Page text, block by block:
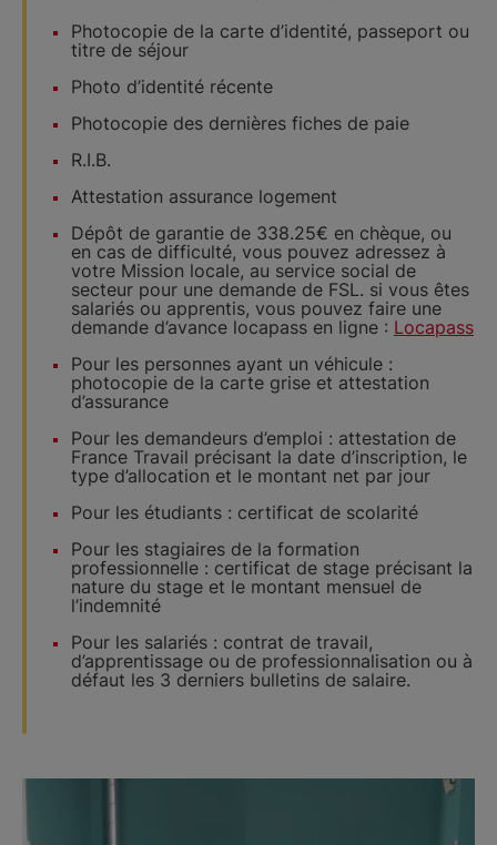
Photocopie de la carte d’identité, passeport ou
titre de séjour
Photo d’identité récente
Photocopie des dernières fiches de paie
R.I.B.
Attestation assurance logement
Dépôt de garantie de 338.25€ en chèque, ou
en cas de difficulté, vous pouvez adressez à
votre Mission locale, au service social de
secteur pour une demande de FSL. si vous êtes
salariés ou apprentis, vous pouvez faire une
demande d’avance locapass en ligne : Locapass
Pour les personnes ayant un véhicule :
photocopie de la carte grise et attestation
d’assurance
Pour les demandeurs d’emploi : attestation de
France Travail précisant la date d’inscription, le
type d’allocation et le montant net par jour
Pour les étudiants : certificat de scolarité
Pour les stagiaires de la formation
professionnelle : certificat de stage précisant la
nature du stage et le montant mensuel de
l’indemnité
Pour les salariés : contrat de travail,
d’apprentissage ou de professionnalisation ou à
défaut les 3 derniers bulletins de salaire.